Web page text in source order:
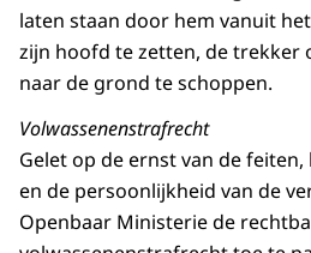
laten staan door hem vanuit
zijn hoofd te zetten, de trekker
naar de grond te schoppen.
Volwassenenstrafrecht
Gelet op de ernst van de
en de persoonlijkheid van de
Openbaar Ministerie de